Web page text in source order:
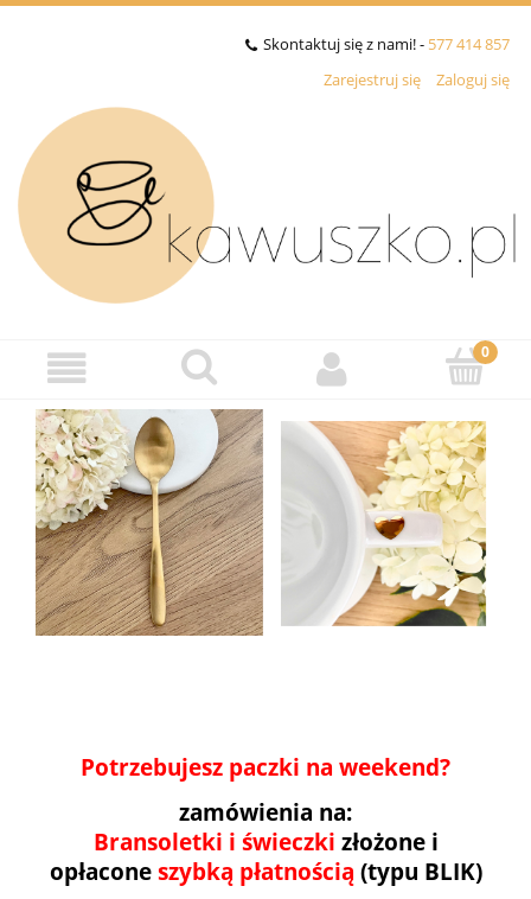
Skontaktuj się z nami! - 577 414 857
Zarejestruj się
Zaloguj się
Potrzebujesz paczki na weekend?
zamówienia na:
Bransoletki i świeczki złożone i
opłacone szybką płatnością (typu BLIK)